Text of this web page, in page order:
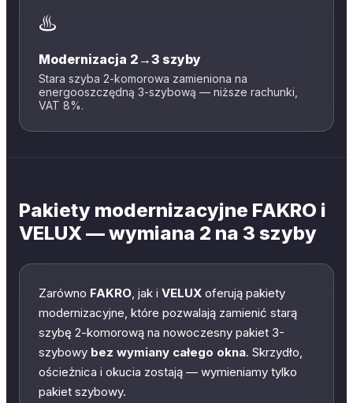
♨️
Modernizacja 2→3 szyby
Stara szyba 2-komorowa zamieniona na
energooszczędną 3-szybową — niższe rachunki,
VAT 8%.
Pakiety modernizacyjne FAKRO i
VELUX — wymiana 2 na 3 szyby
Zarówno FAKRO , jak i VELUX oferują pakiety
modernizacyjne, które pozwalają zamienić starą
szybę 2-komorową na nowoczesny pakiet 3-
szybowy bez wymiany całego okna. Skrzydło,
ościeżnica i okucia zostają — wymieniamy tylko
pakiet szybowy.